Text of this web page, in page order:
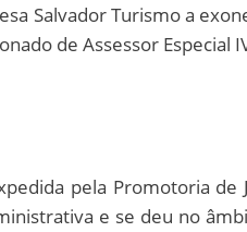
Salvador Turismo a
de Assessor Especial
pela Promotoria de
e se deu no